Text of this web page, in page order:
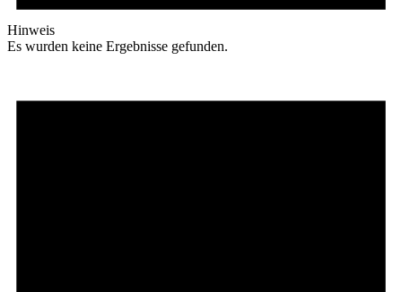
Hinweis
Es wurden keine Ergebnisse gefunden.